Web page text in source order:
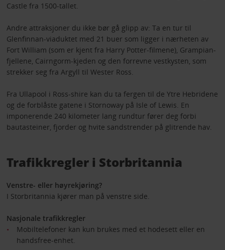
Castle fra 1500-tallet.
Andre attraksjoner du ikke bør gå glipp av: Ta en tur til
Glenfinnan-viaduktet med 21 buer som ligger i nærheten av
Fort William (som er kjent fra Harry Potter-filmene), Grampian-
fjellene, Cairngorm-kjeden og den forrevne vestkysten, som
strekker seg fra Argyll til Wester Ross.
Fra Ullapool i Ross-shire kan du ta fergen til de Ytre Hebridene
og de forblåste gatene i Stornoway på Isle of Lewis. En
imponerende 240 kilometer lang rundtur fører deg forbi
bautasteiner, fjorder og hvite sandstrender på glitrende hav.
Trafikkregler i Storbritannia
Venstre- eller høyrekjøring?
I Storbritannia kjører man på venstre side.
Nasjonale trafikkregler
Mobiltelefoner kan kun brukes med et hodesett eller en
handsfree-enhet.